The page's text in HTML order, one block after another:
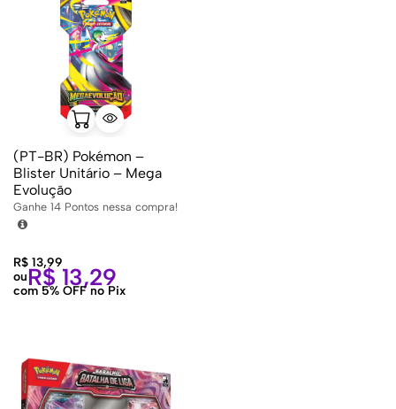
(PT-BR) Pokémon –
Blister Unitário – Mega
Evolução
Ganhe 14 Pontos nessa compra!
R$ 13,99
ouR$ 13,29
com 5% OFF no Pix